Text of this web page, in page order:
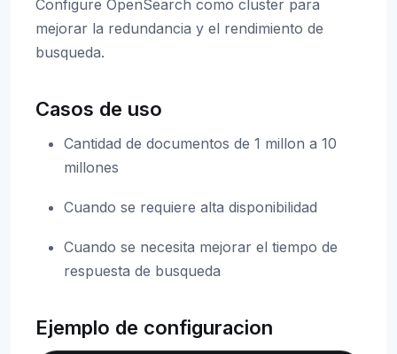
Configure OpenSearch como cluster para
mejorar la redundancia y el rendimiento de
busqueda.
Casos de uso
Cantidad de documentos de 1 millon a 10
millones
Cuando se requiere alta disponibilidad
Cuando se necesita mejorar el tiempo de
respuesta de busqueda
Ejemplo de configuracion